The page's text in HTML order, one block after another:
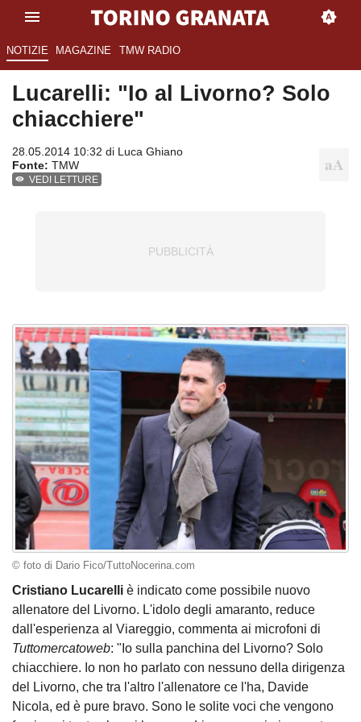
NOTIZIE MAGAZINE TMW RADIO
Lucarelli: "Io al Livorno? Solo
chiacchiere"
28.05.2014 10:32 di Luca Ghiano
Fonte: TMW
VEDI LETTURE
© foto di Dario Fico/TuttoNocerina.com
Cristiano Lucarelli è indicato come possibile nuovo
allenatore del Livorno. L'idolo degli amaranto, reduce
dall'esperienza al Viareggio, commenta ai microfoni di
Tuttomercatoweb: "Io sulla panchina del Livorno? Solo
chiacchiere. Io non ho parlato con nessuno della dirigenza
del Livorno, che tra l'altro l'allenatore ce l'ha, Davide
Nicola, ed è pure bravo. Sono le solite voci che vengono